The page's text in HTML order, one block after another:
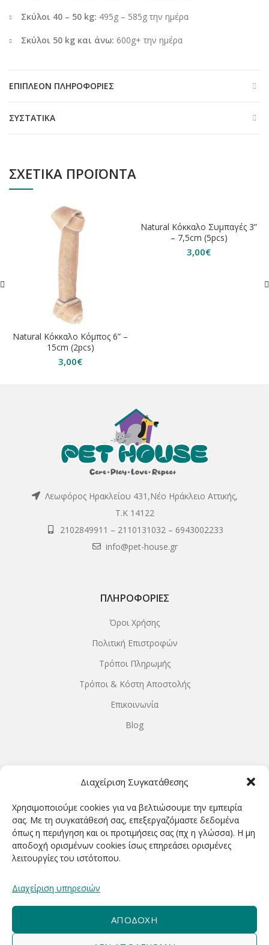
Διαχείριση Συγκατάθεσης
Χρησιμοποιούμε cookies για να βελτιώσουμε την εμπειρία
σας. Με τη συγκατάθεσή σας, επεξεργαζόμαστε δεδομένα
όπως η περιήγηση και οι προτιμήσεις σας (πχ η γλώσσα). Η μη
αποδοχή ορισμένων cookies ίσως επηρεάσει ορισμένες
λειτουργίες του ιστότοπου.
Διαχείριση υπηρεσιών
ΑΠΟΔΟΧΉ
Σκύλοι 40 – 50 kg: 495g – 585g την ημέρα
Σκύλοι 50 kg και άνω: 600g+ την ημέρα
ΕΠΙΠΛΈΟΝ ΠΛΗΡΟΦΟΡΊΕΣ
ΣΥΣΤΑΤΙΚΆ
ΣΧΕΤΙΚΆ ΠΡΟΪΌΝΤΑ
Natural Κόκκαλο Κόμπος 6” –
15cm (2pcs)
3,00€
Natural Κόκκαλο Συμπαγές 3”
– 7,5cm (5pcs)
3,00€
Λεωφόρος Ηρακλείου 431,Νέο Ηράκλειο Αττικής,
Τ.Κ 14122
2102849911 – 2110131032– 6943002233
info@pet-house.gr
ΠΛΗΡΟΦΟΡΊΕΣ
Όροι Χρήσης
Πολιτική Επιστροφών
Τρόποι Πληρωμής
Τρόποι & Κόστη Αποστολής
Επικοινωνία
Blog
ΤΡΙΤΗ-ΠΕΜΠΤΗ-ΠΑΡΑΣΚΕΥΗ 9.00-20.00
ΣΑΒΒΑΤΟ 9.00-15.00
ΕΓΓΡΑΦΕΊΤΕ ΓΙΑ ΝΑ ΛΑΜΒΆΝΕΤΕ ΠΡΏΤΟΙ NΈΑ &